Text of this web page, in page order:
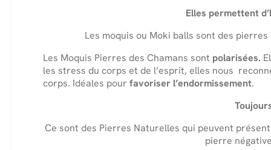
Elles permettent d’
Les moquis ou Moki balls sont des
Les Moquis Pierres des Chamans sont polarisées.
les stress du corps et de l’esprit, elles nous
corps. Idéales pour favoriser l’endormissement.
Ce sont des Pierres Naturelles qui peuvent
pierre